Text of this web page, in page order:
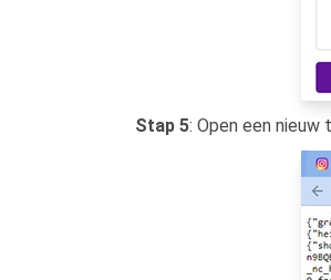
Stap 5: Open een